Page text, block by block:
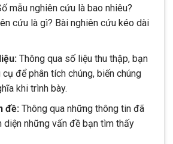
mẫu nghiên cứu là bao nhiêu?
cứu là gì? Bài nghiên cứu kéo dài
Thông qua số liệu thu thập, bạn
để phân tích chúng, biến chúng
khi trình bày.
đề: Thông qua những thông tin đã
diện những vấn đề bạn tìm thấy